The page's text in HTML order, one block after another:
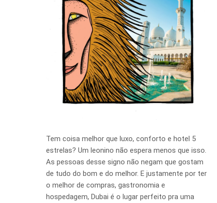
Tem coisa melhor que luxo, conforto e hotel 5
estrelas? Um leonino não espera menos que isso.
As pessoas desse signo não negam que gostam
de tudo do bom e do melhor. E justamente por ter
o melhor de compras, gastronomia e
hospedagem, Dubai é o lugar perfeito pra uma